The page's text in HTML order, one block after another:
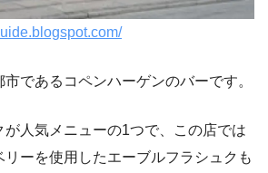
であるコペンハーゲンのバーです。
が人気メニューの1つで、この店では
リーを使用したエーブルフラシュクも